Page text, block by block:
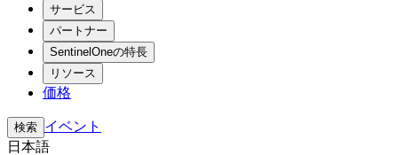
サービス
パートナー
SentinelOneの特長
リソース
価格
検索 イベント
日本語